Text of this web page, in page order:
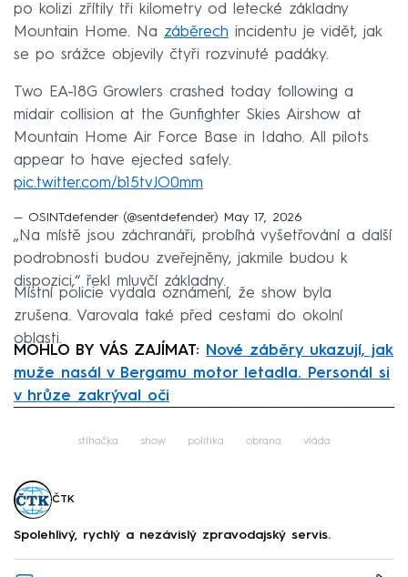
po kolizi zřítily tři kilometry od letecké základny
Mountain Home. Na záběrech incidentu je vidět, jak
se po srážce objevily čtyři rozvinuté padáky.
Two EA-18G Growlers crashed today following a
midair collision at the Gunfighter Skies Airshow at
Mountain Home Air Force Base in Idaho. All pilots
appear to have ejected safely.
pic.twitter.com/b15tvJO0mm
— OSINTdefender (@sentdefender) May 17, 2026
„Na místě jsou záchranáři, probíhá vyšetřování a další
podrobnosti budou zveřejněny, jakmile budou k
dispozici,“ řekl mluvčí základny.
Místní policie vydala oznámení, že show byla
zrušena. Varovala také před cestami do okolní
oblasti.
MOHLO BY VÁS ZAJÍMAT:
Nové záběry ukazují, jak
muže nasál v Bergamu motor letadla. Personál si
v hrůze zakrýval oči
stíhačka show politika obrana vláda
ČTK
Spolehlivý, rychlý a nezávislý zpravodajský servis.